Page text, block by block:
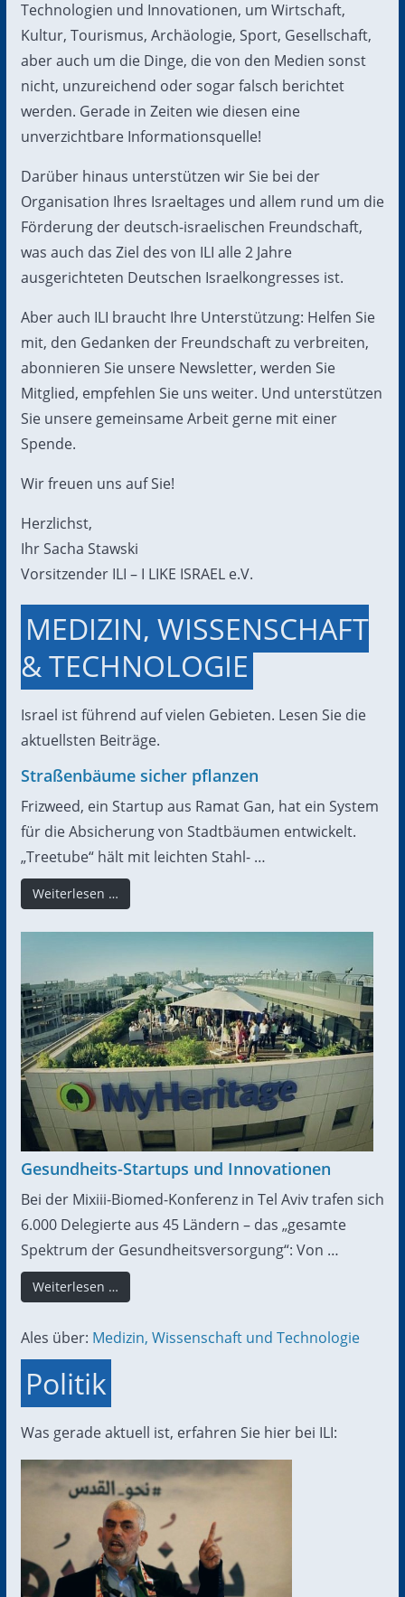
Technologien und Innovationen, um Wirtschaft,
Kultur, Tourismus, Archäologie, Sport, Gesellschaft,
aber auch um die Dinge, die von den Medien sonst
nicht, unzureichend oder sogar falsch berichtet
werden. Gerade in Zeiten wie diesen eine
unverzichtbare Informationsquelle!
Darüber hinaus unterstützen wir Sie bei der
Organisation Ihres Israeltages und allem rund um die
Förderung der deutsch-israelischen Freundschaft,
was auch das Ziel des von ILI alle 2 Jahre
ausgerichteten Deutschen Israelkongresses ist.
Aber auch ILI braucht Ihre Unterstützung: Helfen Sie
mit, den Gedanken der Freundschaft zu verbreiten,
abonnieren Sie unsere Newsletter, werden Sie
Mitglied, empfehlen Sie uns weiter. Und unterstützen
Sie unsere gemeinsame Arbeit gerne mit einer
Spende.
Wir freuen uns auf Sie!
Herzlichst,
Ihr Sacha Stawski
Vorsitzender ILI – I LIKE ISRAEL e.V.
MEDIZIN, WISSENSCHAFT
& TECHNOLOGIE
Israel ist führend auf vielen Gebieten. Lesen Sie die
aktuellsten Beiträge.
Straßenbäume sicher pflanzen
Frizweed, ein Startup aus Ramat Gan, hat ein System
für die Absicherung von Stadtbäumen entwickelt.
„Treetube“ hält mit leichten Stahl- …
Weiterlesen …
Gesundheits-Startups und Innovationen
Bei der Mixiii-Biomed-Konferenz in Tel Aviv trafen sich
6.000 Delegierte aus 45 Ländern – das „gesamte
Spektrum der Gesundheitsversorgung“: Von …
Weiterlesen …
Ales über: Medizin, Wissenschaft und Technologie
Politik
Was gerade aktuell ist, erfahren Sie hier bei ILI: